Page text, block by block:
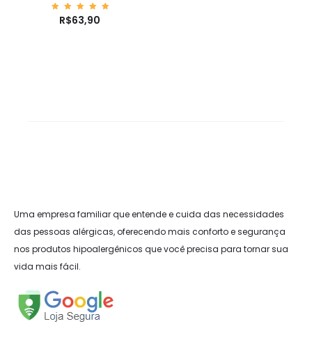
Avaliaç
ão
R$63,90
Uma empresa familiar que entende e cuida das necessidades
das pessoas alérgicas, oferecendo mais conforto e segurança
nos produtos hipoalergênicos que você precisa para tornar sua
vida mais fácil.